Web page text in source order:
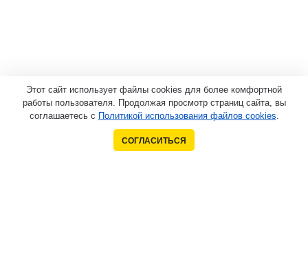
Этот сайт использует файлы cookies для более комфортной
работы пользователя. Продолжая просмотр страниц сайта, вы
соглашаетесь с Политикой использования файлов cookies.
СОГЛАСИТЬСЯ